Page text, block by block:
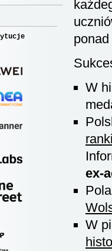
W
ex-
W